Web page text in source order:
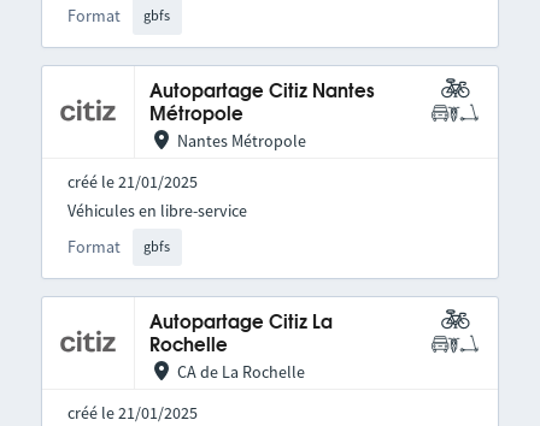
Format gbfs
Autopartage Citiz Nantes
Métropole
Nantes Métropole
créé le 21/01/2025
Format gbfs
Véhicules en libre-service
Autopartage Citiz La
Rochelle
CA de La Rochelle
créé le 21/01/2025